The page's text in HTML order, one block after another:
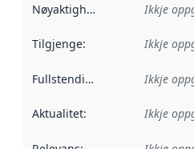
Nøyaktigheit Ikkje
Tilgjenge: Ikkje
Fullstendigheit Ikkje
Aktualitet: Ikkje